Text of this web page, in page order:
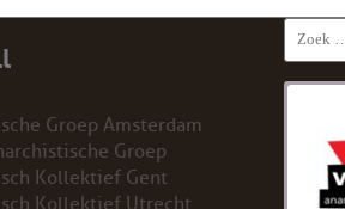
Search
for:
Groep Amsterdam
Groep
Kollektief Gent